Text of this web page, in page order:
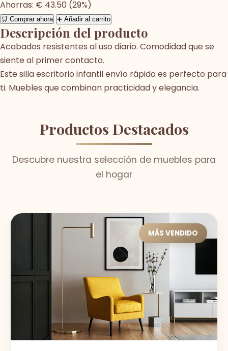
Ahorras: € 43.50 (29%)
🛒 Comprar ahora ➕ Añadir al carrito
Descripción del producto
Acabados resistentes al uso diario. Comodidad que se
siente al primer contacto.
Este silla escritorio infantil envío rápido es perfecto para
ti. Muebles que combinan practicidad y elegancia.
Productos Destacados
Descubre nuestra selección de muebles para
el hogar
MÁS VENDIDO